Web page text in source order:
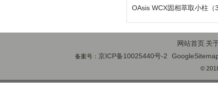
OAsis WCX固相萃取小柱
网站首页 关
备案号： 京ICP备10025440号-2
©